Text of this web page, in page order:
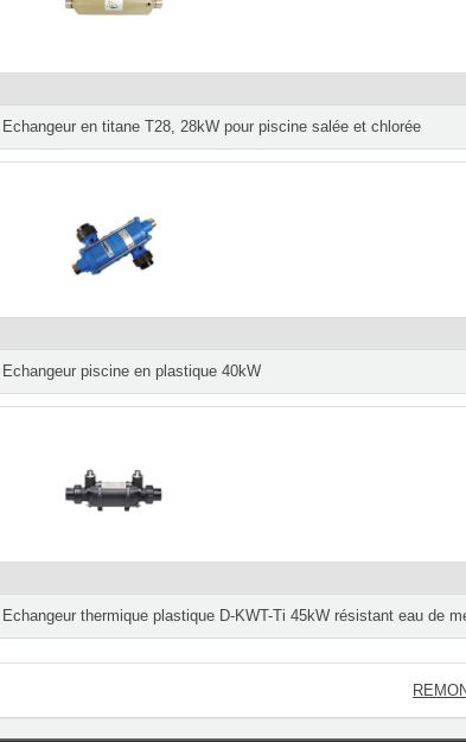
Echangeur en titane T28, 28kW pour piscine salée et chlorée
Echangeur piscine en plastique 40kW
Echangeur thermique plastique D-KWT-Ti 45kW résistant eau de